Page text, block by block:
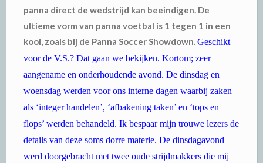
panna direct de wedstrijd kan beeindigen. De
ultieme vorm van panna voetbal is 1 tegen 1 in een
kooi, zoals bij de Panna Soccer Showdown. Geschikt
voor de V.S.? Dat gaan we bekijken. Kortom; zeer
aangename en onderhoudende avond. De dinsdag en
woensdag werden voor ons interne dagen waarbij zaken
als ‘integer handelen’, ‘afbakening taken’ en ‘tops en
flops’ werden behandeld. Ik bespaar mijn trouwe lezers de
details van deze soms dorre materie. De dinsdagavond
werd doorgebracht met twee oude strijdmakkers die mij